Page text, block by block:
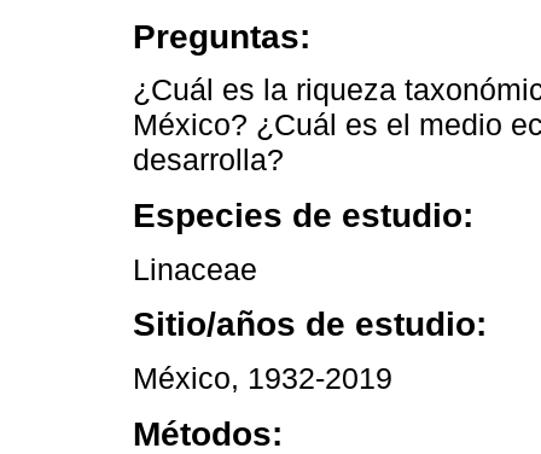
Preguntas:
¿Cuál es la riqueza
México? ¿Cuál es el medio
desarrolla?
Especies de estudio:
Linaceae
Sitio/años de estudio:
México, 1932-2019
Métodos: